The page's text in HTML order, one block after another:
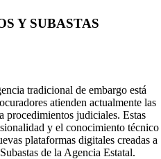
Y SUBASTAS
tradicional de embargo está
atienden actualmente las
procedimientos judiciales. Estas
y el conocimiento técnico
plataformas digitales creadas a
de la Agencia Estatal.